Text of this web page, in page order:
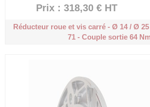
Prix : 318,30 € HT
Réducteur roue et vis carré - Ø 14 / Ø 25
71 - Couple sortie 64